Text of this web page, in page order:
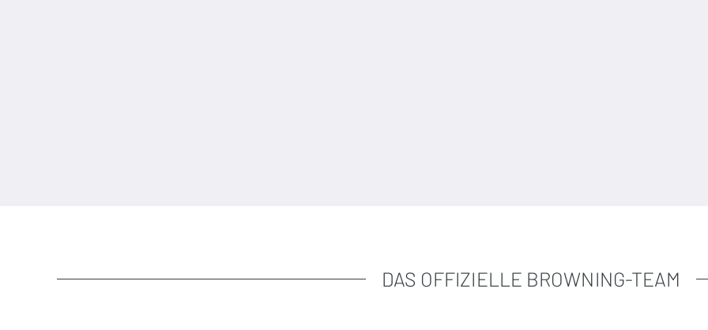
DAS OFFIZIELLE BROWNING-TEAM